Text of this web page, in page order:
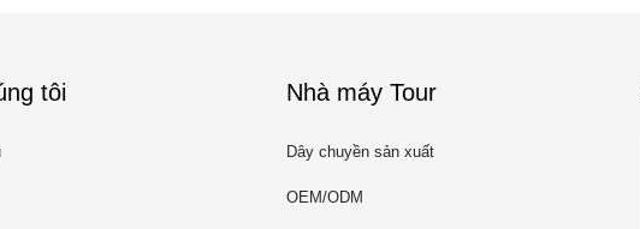
tôi Nhà máy Tour
Dây chuyền sản xuất
OEM/ODM